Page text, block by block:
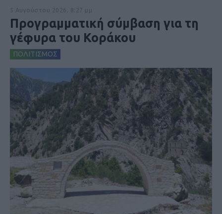
Προγραμματική σύμβαση για τη
γέφυρα του Κοράκου
ΠΟΛΙΤΙΣΜΟΣ